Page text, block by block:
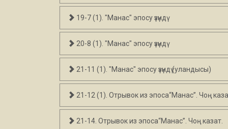
19-7 (1). "Манас" эпосу үзүндү
20-8 (1). "Манас" эпосу үзүндү
21-11 (1). "Манас" эпосу үзүндү (уландысы)
21-12 (1). Отрывок из эпоса“Манас”. Чоң
21-14. Отрывок из эпоса“Манас”. Чоң казат.